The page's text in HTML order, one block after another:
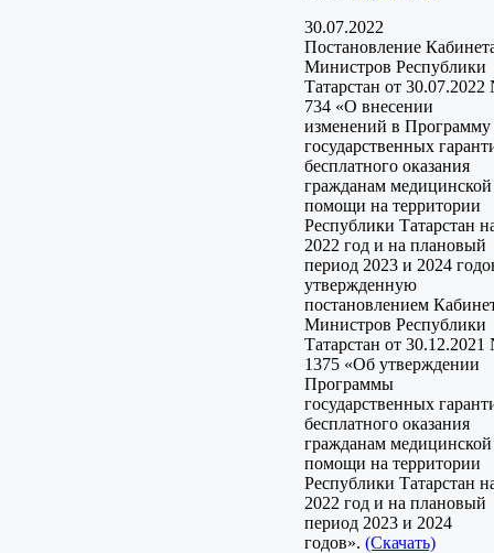
30.07.2022
Постановление
Министров Республики
Татарстан от
734 «О внесении
изменений в Программу
государственных
бесплатного оказания
гражданам медицинской
помощи на территории
Республики Татарстан
2022 год и на плановый
период 2023 и 2024
утвержденную
постановлением
Министров Республики
Татарстан от
1375 «Об утверждении
Программы
государственных
бесплатного оказания
гражданам медицинской
помощи на территории
Республики Татарстан
2022 год и на плановый
период 2023 и 2024
годов». (Скачать)